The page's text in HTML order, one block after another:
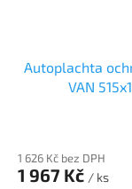
Autoplachta
VAN
1 626 Kč bez DPH
1 967 Kč / ks